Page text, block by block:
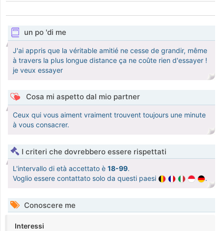
un po 'di me
J'ai appris que la véritable amitié ne cesse de grandir, même
à travers la plus longue distance ça ne coûte rien d'essayer !
je veux essayer
Cosa mi aspetto dal mio partner
Ceux qui vous aiment vraiment trouvent toujours une minute
à vous consacrer.
I criteri che dovrebbero essere rispettati
L'intervallo di età accettato è 18-99.
Voglio essere contattato solo da questi paesi
.
Conoscere me
Interessi